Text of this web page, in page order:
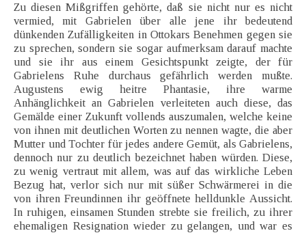
Zu diesen Mißgriffen gehörte, daß sie nicht nur es nicht
vermied, mit Gabrielen über alle jene ihr bedeutend
dünkenden Zufälligkeiten in Ottokars Benehmen gegen sie
zu sprechen, sondern sie sogar aufmerksam darauf machte
und sie ihr aus einem Gesichtspunkt zeigte, der für
Gabrielens Ruhe durchaus gefährlich werden mußte.
Augustens ewig heitre Phantasie, ihre warme
Anhänglichkeit an Gabrielen verleiteten auch diese, das
Gemälde einer Zukunft vollends auszumalen, welche keine
von ihnen mit deutlichen Worten zu nennen wagte, die aber
Mutter und Tochter für jedes andere Gemüt, als Gabrielens,
dennoch nur zu deutlich bezeichnet haben würden. Diese,
zu wenig vertraut mit allem, was auf das wirkliche Leben
Bezug hat, verlor sich nur mit süßer Schwärmerei in die
von ihren Freundinnen ihr geöffnete helldunkle Aussicht.
In ruhigen, einsamen Stunden strebte sie freilich, zu ihrer
ehemaligen Resignation wieder zu gelangen, und war es